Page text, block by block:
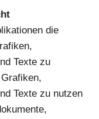
die
Texte zu
Texte zu nutzen